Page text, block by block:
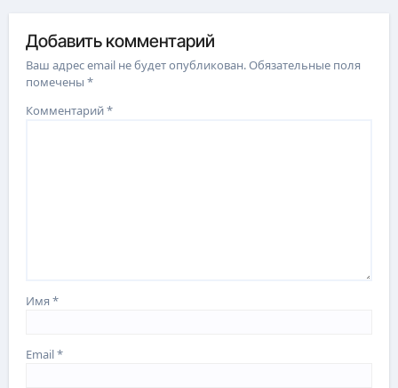
Добавить комментарий
Ваш адрес email не будет опубликован.Обязательные поля
помечены*
Комментарий*
Имя*
Email*